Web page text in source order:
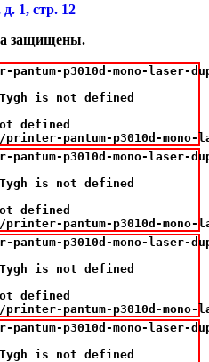
1, стр. 12
защищены.
p3010d-mono-laser-
is not defined
defined
pantum-p3010d-
p3010d-mono-laser-
is not defined
defined
pantum-p3010d-
p3010d-mono-laser-
is not defined
defined
pantum-p3010d-
p3010d-mono-laser-
is not defined